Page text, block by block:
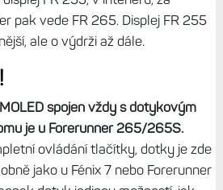
pak vede FR 265. Displej FR 255
ale o výdrži až dále.
spojen vždy s dotykovým
je u Forerunner 265/265S.
ovládání tlačítky, dotky je zde
jako u Fénix 7 nebo Forerunner